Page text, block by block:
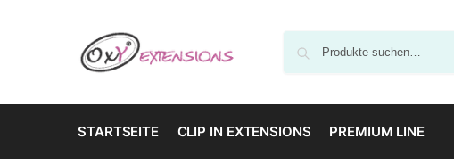
STARTSEITE CLIP IN EXTENSIONS PREMIUM LINE